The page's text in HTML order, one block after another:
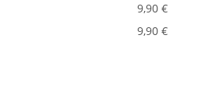
9,90 €
9,90 €